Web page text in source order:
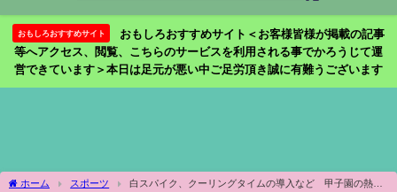
おもしろおすすめサイト
おもしろおすすめサイト＜お客様皆様が掲載の記事
等へアクセス、閲覧、こちらのサービスを利用される事でかろうじて運
営できています＞本日は足元が悪い中ご足労頂き誠に有難うございます
ホーム スポーツ
白スパイク、クーリングタイムの導入など 甲子園の熱中